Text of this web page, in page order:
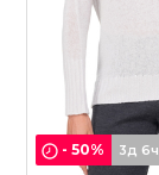
-50% 3д 6ч